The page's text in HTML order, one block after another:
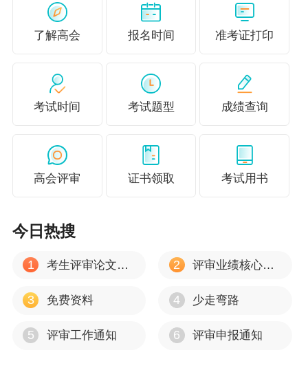
了解高会 报名时间 准考证打印
考试时间 考试题型 成绩查询
高会评审 证书领取 考试用书
今日热搜
1 考生评审论文建议 2 评审业绩核心资料
3 免费资料 4 少走弯路
5 评审工作通知 6 评审申报通知